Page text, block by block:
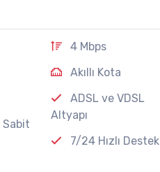
Sabit
4 Mbps
Akıllı Kota
ADSL ve VDSL
Altyapı
7/24 Hızlı Destek